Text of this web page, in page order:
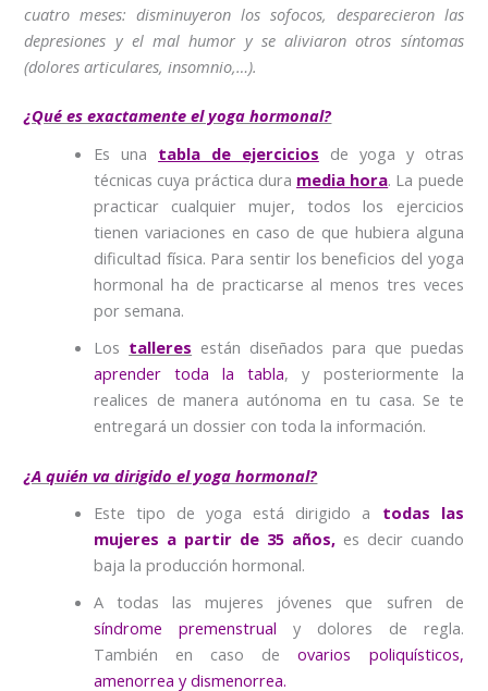
cuatro meses: disminuyeron los sofocos, desparecieron las
depresiones y el mal humor y se aliviaron otros síntomas
(dolores articulares, insomnio,…).
¿Qué es exactamente el yoga hormonal?
Es una tabla de ejercicios de yoga y otras
técnicas cuya práctica dura media hora. La puede
practicar cualquier mujer, todos los ejercicios
tienen variaciones en caso de que hubiera alguna
dificultad física. Para sentir los beneficios del yoga
hormonal ha de practicarse al menos tres veces
por semana.
Los talleres están diseñados para que puedas
aprender toda la tabla, y posteriormente la
realices de manera autónoma en tu casa. Se te
entregará un dossier con toda la información.
¿A quién va dirigido el yoga hormonal?
Este tipo de yoga está dirigido a todas las
mujeres a partir de 35 años,es decir cuando
baja la producción hormonal.
A todas las mujeres jóvenes que sufren de
síndrome premenstrual y dolores de regla.
También en caso deovarios poliquísticos,
amenorrea y dismenorrea.